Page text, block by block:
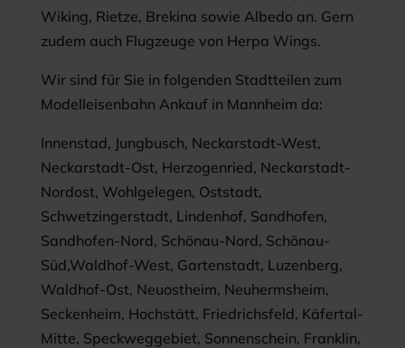
Wiking, Rietze, Brekina sowie Albedo an. Gern
zudem auch Flugzeuge von Herpa Wings.
Wir sind für Sie in folgenden Stadtteilen zum
Modelleisenbahn Ankauf in Mannheim da:
Innenstad, Jungbusch, Neckarstadt-West,
Neckarstadt-Ost, Herzogenried, Neckarstadt-
Nordost, Wohlgelegen, Oststadt,
Schwetzingerstadt, Lindenhof, Sandhofen,
Sandhofen-Nord, Schönau-Nord, Schönau-
Süd,Waldhof-West, Gartenstadt, Luzenberg,
Waldhof-Ost, Neuostheim, Neuhermsheim,
Seckenheim, Hochstätt, Friedrichsfeld, Käfertal-
Mitte, Speckweggebiet, Sonnenschein, Franklin,